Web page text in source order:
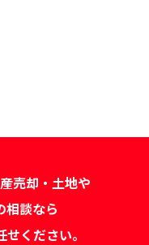
売却・土地や
相談なら
ください。